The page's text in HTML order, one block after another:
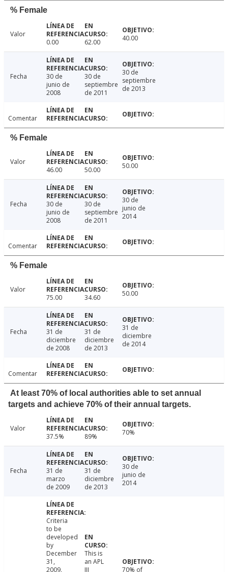
% Female
Valor
0.00
62.00 40.00
Fecha
30 de
junio de
2008
30 de
septiembre
de 2011
30 de
septiembre
de 2013
Comentar
% Female
Valor
46.00
50.00 50.00
Fecha
30 de
junio de
2008
30 de
septiembre
de 2011
30 de
junio de
2014
Comentar
% Female
Valor
75.00
34.60 50.00
Fecha
31 de
diciembre
de 2008
31 de
diciembre
de 2013
31 de
diciembre
de 2014
Comentar
At least 70% of local authorities able to set annual
targets and achieve 70% of their annual targets.
Valor
37.5%
89% 70%
Fecha
31 de
marzo
de 2009
31 de
diciembre
de 2013
30 de
junio de
2014
Criteria
to be
developed
by
December
31,
2009.
This is
an APL
III
70% of